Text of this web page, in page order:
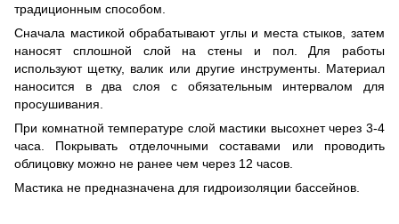
традиционным способом.
Сначала мастикой обрабатывают углы и места стыков, затем
наносят сплошной слой на стены и пол. Для работы
используют щетку, валик или другие инструменты. Материал
наносится в два слоя с обязательным интервалом для
просушивания.
При комнатной температуре слой мастики высохнет через 3-4
часа. Покрывать отделочными составами или проводить
облицовку можно не ранее чем через 12 часов.
Мастика не предназначена для гидроизоляции бассейнов.